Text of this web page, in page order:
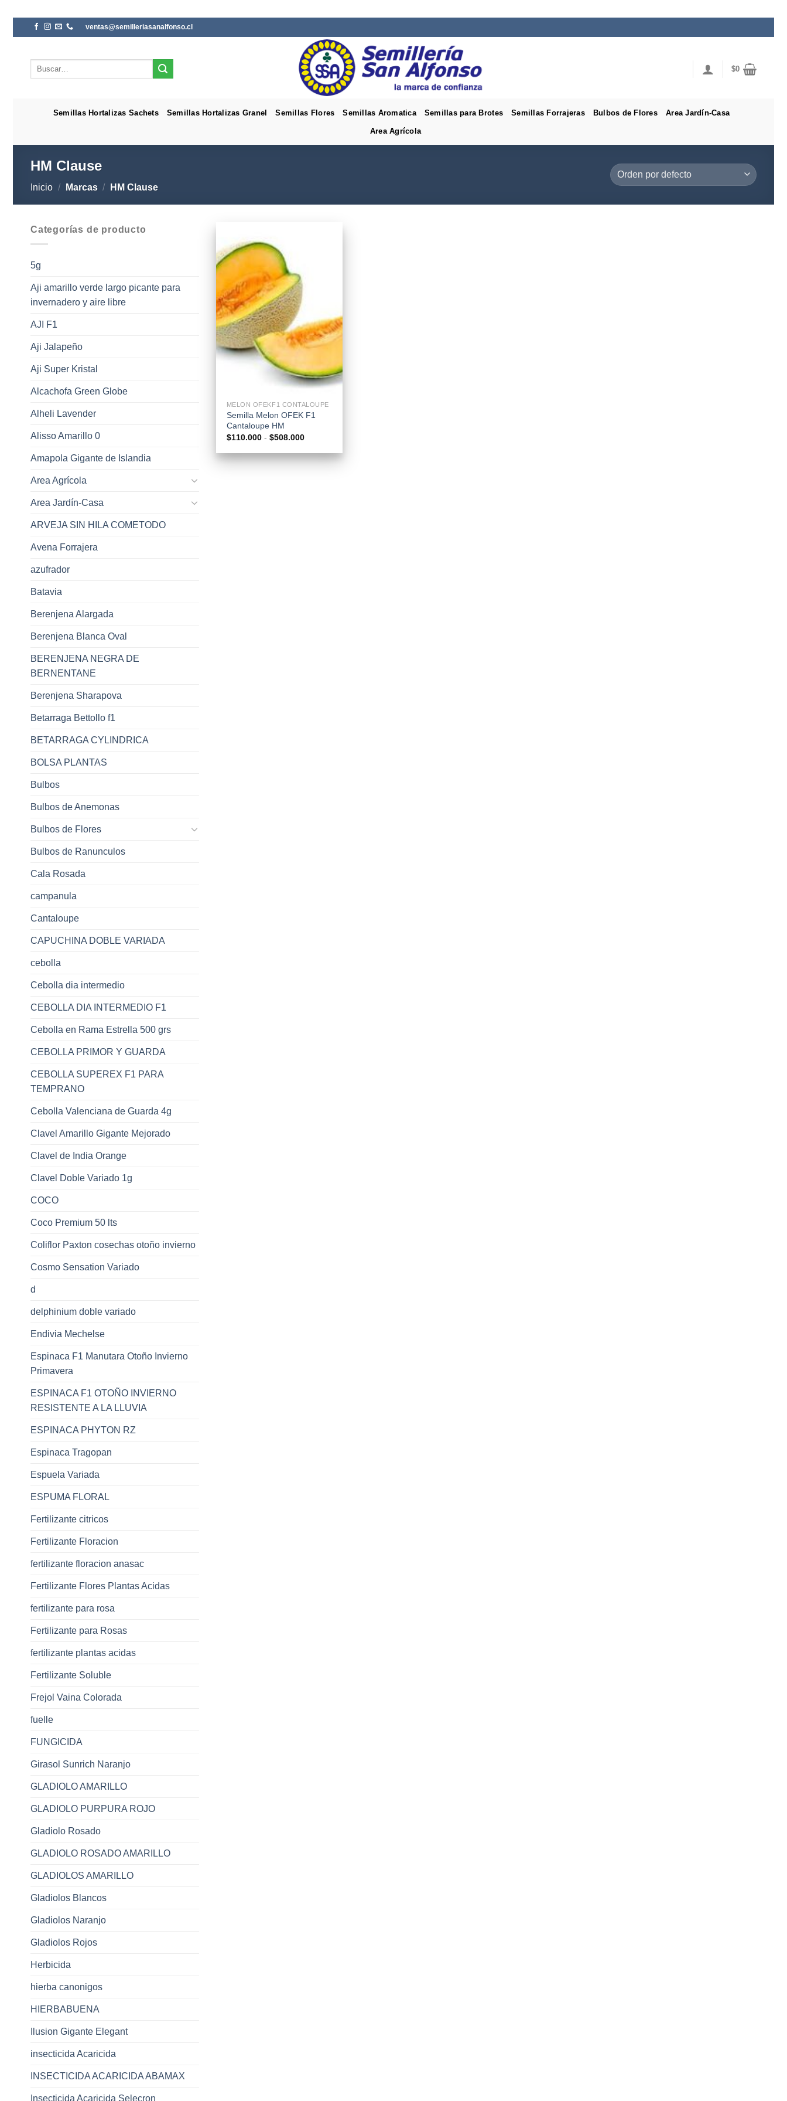
Saltar
al
ventas@semilleriasanalfonso.cl
Buscar
$0
Semillas Hortalizas Sachets Semillas Hortalizas Granel Semillas Flores Semillas Aromatica Semillas para Brotes Semillas Forrajeras Bulbos de Flores Area Jardín-Casa
Area Agrícola
HM Clause
Inicio / Marcas / HM Clause
Categorías de producto
5g
Aji amarillo verde largo picante para
invernadero y aire libre
AJI F1
Aji Jalapeño
Aji Super Kristal
Alcachofa Green Globe
Alheli Lavender
Alisso Amarillo 0
Amapola Gigante de Islandia
Area Agrícola
Area Jardín-Casa
ARVEJA SIN HILA COMETODO
Avena Forrajera
azufrador
Batavia
Berenjena Alargada
Berenjena Blanca Oval
BERENJENA NEGRA DE
BERNENTANE
Berenjena Sharapova
Betarraga Bettollo f1
BETARRAGA CYLINDRICA
BOLSA PLANTAS
Bulbos
Bulbos de Anemonas
Bulbos de Flores
Bulbos de Ranunculos
Cala Rosada
campanula
Cantaloupe
CAPUCHINA DOBLE VARIADA
cebolla
Cebolla dia intermedio
CEBOLLA DIA INTERMEDIO F1
Cebolla en Rama Estrella 500 grs
CEBOLLA PRIMOR Y GUARDA
CEBOLLA SUPEREX F1 PARA
TEMPRANO
Cebolla Valenciana de Guarda 4g
Clavel Amarillo Gigante Mejorado
Clavel de India Orange
Clavel Doble Variado 1g
COCO
Coco Premium 50 lts
Coliflor Paxton cosechas otoño invierno
Cosmo Sensation Variado
d
delphinium doble variado
Endivia Mechelse
Espinaca F1 Manutara Otoño Invierno
Primavera
ESPINACA F1 OTOÑO INVIERNO
RESISTENTE A LA LLUVIA
ESPINACA PHYTON RZ
Espinaca Tragopan
Espuela Variada
ESPUMA FLORAL
Fertilizante citricos
Fertilizante Floracion
fertilizante floracion anasac
Fertilizante Flores Plantas Acidas
fertilizante para rosa
Fertilizante para Rosas
fertilizante plantas acidas
Fertilizante Soluble
Frejol Vaina Colorada
fuelle
FUNGICIDA
Girasol Sunrich Naranjo
GLADIOLO AMARILLO
GLADIOLO PURPURA ROJO
Gladiolo Rosado
GLADIOLO ROSADO AMARILLO
GLADIOLOS AMARILLO
Gladiolos Blancos
Gladiolos Naranjo
Gladiolos Rojos
Herbicida
hierba canonigos
HIERBABUENA
Ilusion Gigante Elegant
insecticida Acaricida
INSECTICIDA ACARICIDA ABAMAX
Insecticida Acaricida Selecron
MELON OFEKF1 CONTALOUPE
Semilla Melon OFEK F1
Cantaloupe HM
$110.000 - $508.000Rango
precios:
desde